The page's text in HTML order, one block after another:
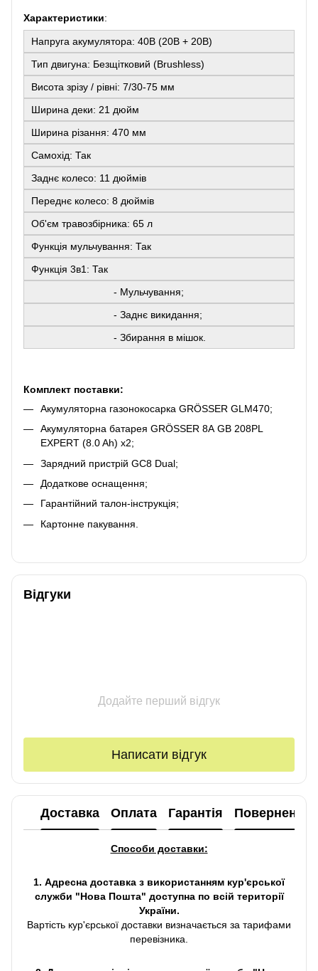
Характеристики:
Напруга акумулятора: 40В (20В + 20В)
Тип двигуна: Безщітковий (Brushless)
Висота зрізу / рівні: 7/30-75 мм
Ширина деки: 21 дюйм
Ширина різання: 470 мм
Самохід: Так
Заднє колесо: 11 дюймів
Переднє колесо: 8 дюймів
Об'єм травозбірника: 65 л
Функція мульчування: Так
Функція 3в1: Так
- Мульчування;
- Заднє викидання;
- Збирання в мішок.
Комплект поставки:
Акумуляторна газонокосарка GRÖSSER GLM470;
Акумуляторна батарея GRÖSSER 8А GB 208PL
EXPERT (8.0 Ah) х2;
Зарядний пристрій GC8 Dual;
Додаткове оснащення;
Гарантійний талон-інструкція;
Картонне пакування.
Відгуки
Додайте перший відгук
Написати відгук
Доставка Оплата Гарантія Повернення
Способи доставки:
1. Адресна доставка з використанням кур'єрської
служби "Нова Пошта" доступна по всій території
України.
Вартість кур'єрської доставки визначається за тарифами
перевізника.